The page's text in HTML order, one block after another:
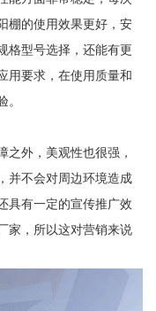
棚的使用效果更好，安
格型号选择，还能有更
用要求，在使用质量和
之外，美观性也很强，
并不会对周边环境造成
具有一定的宣传推广效
家，所以这对营销来说